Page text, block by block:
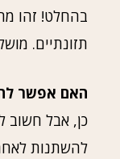
בהחלט! זהו
תזונתיים.
האם אפשר
כן, אבל חשוב
להשתנות